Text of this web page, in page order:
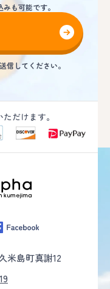
も可能です。
信してください。
だけます。
米島町真謝12